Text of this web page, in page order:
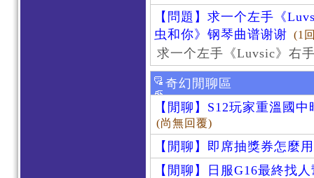
【問題】求一个左手《
虫和你》钢琴曲谱谢谢 (1
求一个左手《Luvsic》右
奇幻閒聊區
【閒聊】S12玩家重溫國
(尚無回覆)
【閒聊】即席抽獎券怎麼
【閒聊】日服G16最終找